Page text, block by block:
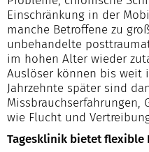
Einschränkung in der
manche Betroffene zu
unbehandelte
im hohen Alter wieder
Auslöser können bis weit
Jahrzehnte später sind
Missbrauchserfahrungen,
wie Flucht und
Tagesklinik bietet flexible